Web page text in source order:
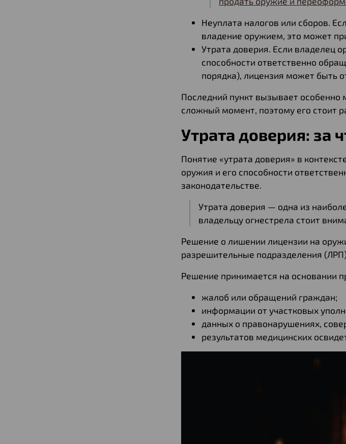
Неуплата налогов или сборов.
владение оружием, это может
Утрата доверия. Если владелец
способности ответственно
порядка), лицензия может быть
Последний пункт вызывает
сложный момент, поэтому его стоит
Утрата доверия: за
Понятие «утрата доверия» в
оружия и его способности
законодательстве.
Утрата доверия — одна из
владельцу огнестрела стоит
Решение о лишении лицензии на
разрешительные подразделения
Решение принимается на основании
жалоб или обращений граждан;
информации от участковых
данных о правонарушениях,
результатов медицинских